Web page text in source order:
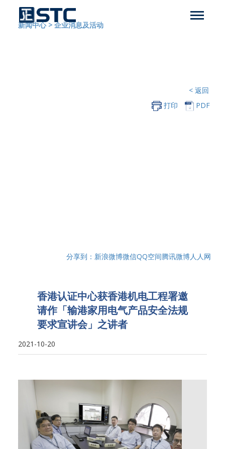
新闻中心 > 企业消息及活动
< 返回
打印
PDF
分享到： 新浪微博微信QQ空间腾讯微博人人网
香港认证中心获香港机电工程署邀
请作「输港家用电气产品安全法规
要求宣讲会」之讲者
2021-10-20